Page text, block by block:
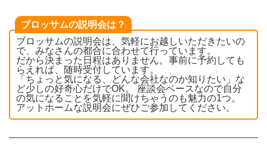
ブロッサムの説明会は？
ブロッサムの説明会は、気軽にお越しいただきたいの
で、みなさんの都合に合わせて行っています。
だから決まった日程はありません。事前に予約しても
らえれば、随時受付しています。
「ちょっと気になる、どんな会社なのか知りたい」な
ど少しの好奇心だけでOK。 座談会ベースなので自分
の気になることを気軽に聞けちゃうのも魅力の1つ。
アットホームな説明会にぜひご参加してください。